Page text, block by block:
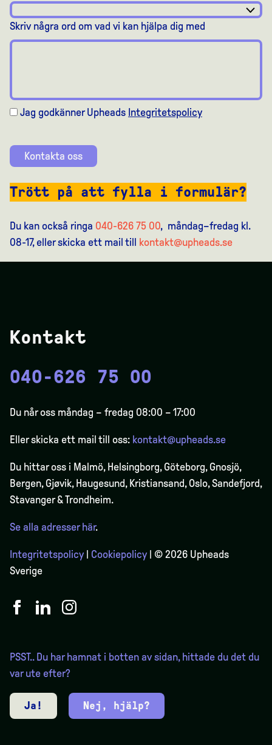
Skriv några ord om vad vi kan hjälpa dig med
Jag godkänner Upheads Integritetspolicy
Kontakta oss
Trött på att fylla i formulär?
Du kan också ringa 040-626 75 00, måndag–fredag kl.
08-17, eller skicka ett mail till kontakt@upheads.se
Kontakt
040-626 75 00
Du når oss måndag – fredag 08:00 – 17:00
Eller skicka ett mail till oss: kontakt@upheads.se
Du hittar oss i Malmö, Helsingborg, Göteborg, Gnosjö,
Bergen,Gjøvik, Haugesund, Kristiansand, Oslo, Sandefjord,
Stavanger & Trondheim.
Se alla adresser här.
Integritetspolicy Cookiepolicy | © 2026 Upheads
Sverige
PSST.. Du har hamnat i botten av sidan, hittade du det du
var ute efter?
Ja! Nej, hjälp?